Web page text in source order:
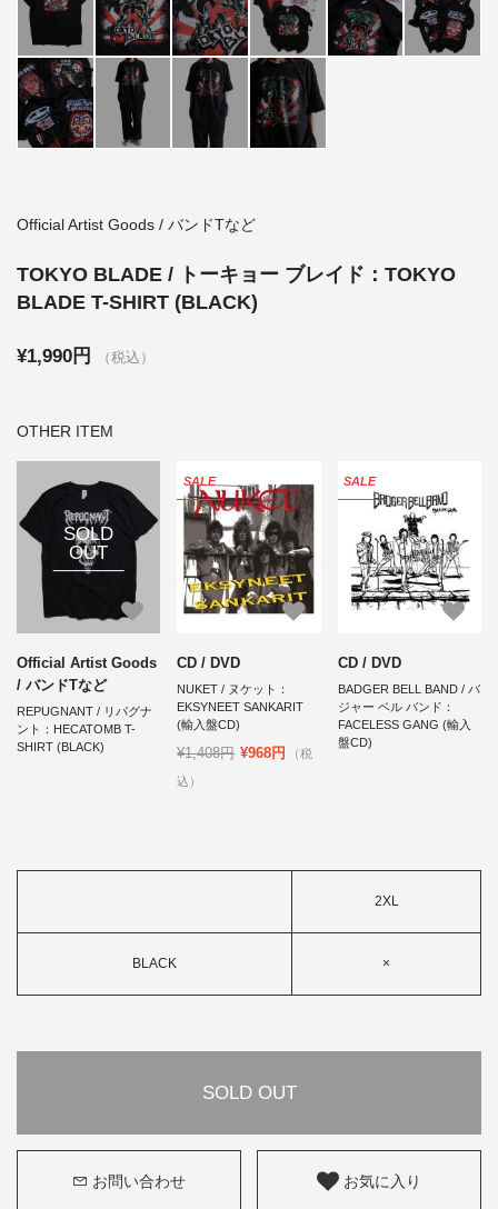
Official Artist Goods / バンドTなど
TOKYO BLADE / トーキョー ブレイド：TOKYO
BLADE T-SHIRT (BLACK)
¥1,990円 （税込）
OTHER ITEM
SOLD
OUT
Official Artist Goods
/ バンドTなど
REPUGNANT / リパグナ
ント：HECATOMB T-
SHIRT (BLACK)
SALE
CD / DVD
NUKET / ヌケット：
EKSYNEET SANKARIT
(輸入盤CD)
¥1,408円 ¥968円 （税
込）
SALE
CD / DVD
BADGER BELL BAND / バ
ジャー ベル バンド：
FACELESS GANG (輸入
盤CD)
2XL
BLACK ×
SOLD OUT
お問い合わせ お気に入り